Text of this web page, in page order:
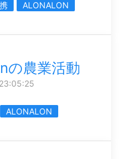
ALONALON
の農業活動
ALONALON